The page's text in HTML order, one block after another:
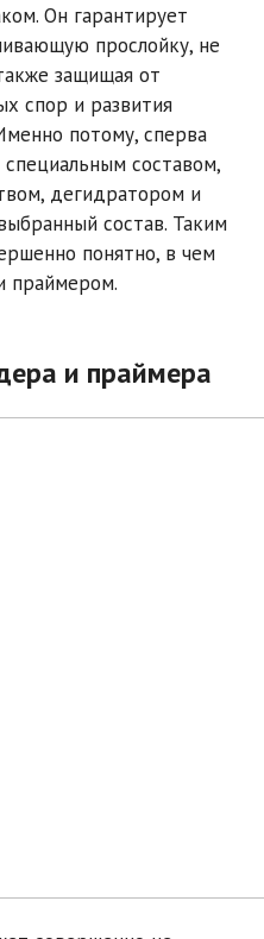
Он гарантирует
прослойку, не
защищая от
спор и развития
потому, сперва
составом,
дегидратором и
состав. Таким
понятно, в чем
праймером.
и праймера